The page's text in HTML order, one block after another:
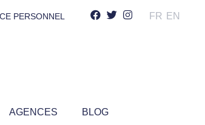
PERSONNEL FR EN
AGENCES BLOG